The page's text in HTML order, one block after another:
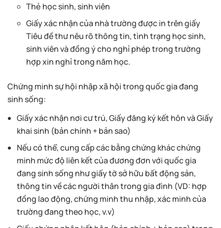
Thẻ học sinh, sinh viên
Giấy xác nhận của nhà trường được in trên giấy
Tiêu đề thư nêu rõ thông tin, tình trạng học sinh,
sinh viên và đồng ý cho nghỉ phép trong trường
hợp xin nghỉ trong năm học.
Chứng minh sự hội nhập xã hội trong quốc gia đang
sinh sống:
Giấy xác nhận nơi cư trú, Giấy đăng ký kết hôn và Giấy
khai sinh (bản chính + bản sao)
Nếu có thể, cung cấp các bằng chứng khác chứng
minh mức độ liên kết của đương đơn với quốc gia
đang sinh sống như giấy tờ sở hữu bất động sản,
thông tin về các người thân trong gia đình (VD: hợp
đồng lao động, chứng minh thu nhập, xác minh của
trường đang theo học, v.v)